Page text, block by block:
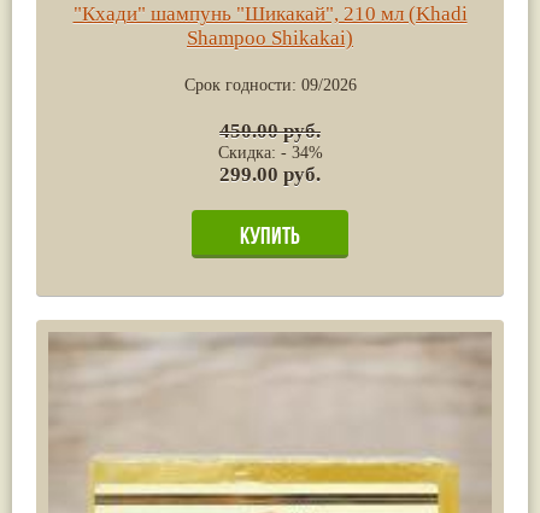
"Кхади" шампунь "Шикакай", 210 мл (Khadi
Shampoo Shikakai)
Срок годности: 09/2026
450.00 руб.
Скидка: - 34%
299.00 руб.